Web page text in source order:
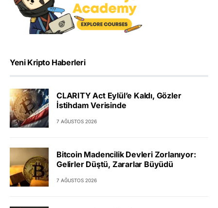
Yeni Kripto Haberleri
CLARITY Act Eylül’e Kaldı, Gözler
İstihdam Verisinde
7 AĞUSTOS 2026
Bitcoin Madencilik Devleri Zorlanıyor:
Gelirler Düştü, Zararlar Büyüdü
7 AĞUSTOS 2026